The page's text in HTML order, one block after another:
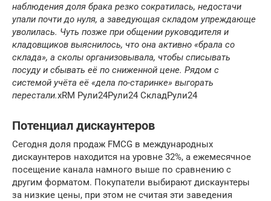
наблюдения доля брака резко сократилась, недостачи
упали почти до нуля, а заведующая складом упреждающе
уволилась. Чуть позже при общении руководителя и
кладовщиков выяснилось, что она активно «брала со
склада», а сколы организовывала, чтобы списывать
посуду и сбывать её по сниженной цене. Рядом с
системой учёта её «дела по-старинке» выгорать
перестали.xRM Рули24Рули24 СкладРули24
Потенциал дискаунтеров
Сегодня доля продаж FMCG в международных
дискаунтеров находится на уровне 32%, а ежемесячное
посещение канала намного выше по сравнению с
другим форматом. Покупатели выбирают дискаунтеры
за низкие цены, при этом не считая эти заведения